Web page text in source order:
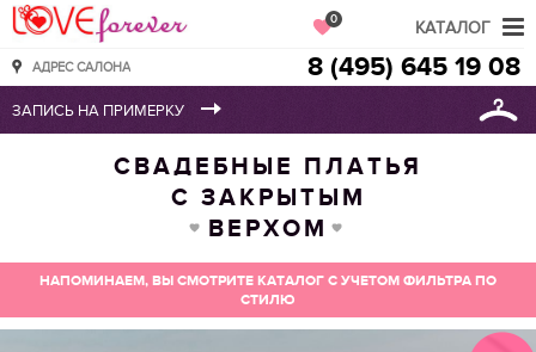
Love Forever
АДРЕС САЛОНА
0
8 (495) 645 19 08
СВАДЕБНЫЕ ПЛАТЬЯ
С ЗАКРЫТЫМ
ВЕРХОМ
НАПОМИНАЕМ, ВЫ СМОТРИТЕ КАТАЛОГ С УЧЕТОМ ФИЛЬТРА ПО
СТИЛЮ
КАТАЛОГ